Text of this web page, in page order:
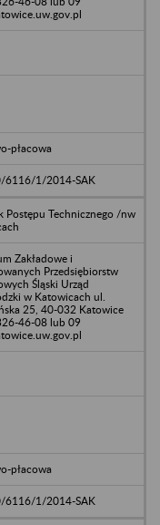
płacowa
6116/1/2014-SAK
Postępu Technicznego /nw
Zakładowe i
Przedsiębiorstw
Śląski Urząd
w Katowicach ul.
25, 40-032 Katowice
46-08 lub 09
płacowa
6116/1/2014-SAK